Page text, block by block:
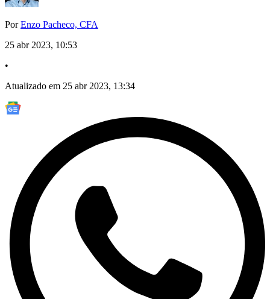
PorEnzo Pacheco, CFA
25 abr 2023, 10:53
•
Atualizado em 25 abr 2023, 13:34